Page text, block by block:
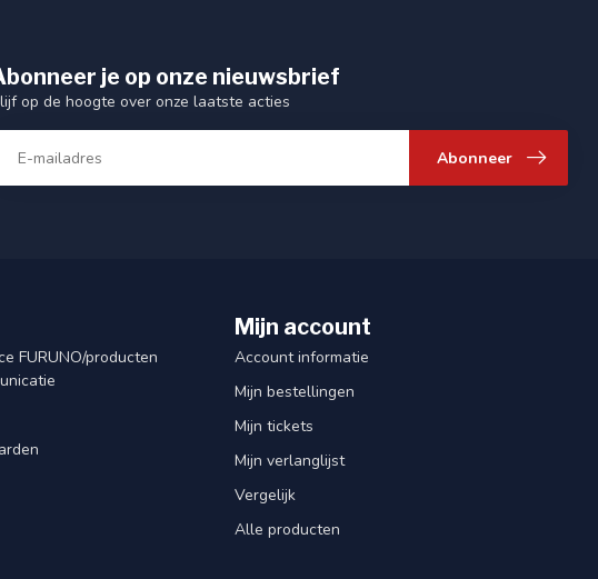
je op onze nieuwsbrief
op de hoogte over onze laatste acties
Abonneer
FURUNO/producten
Mijn account
Account informatie
Mijn bestellingen
Mijn tickets
Mijn verlanglijst
Vergelijk
Alle producten